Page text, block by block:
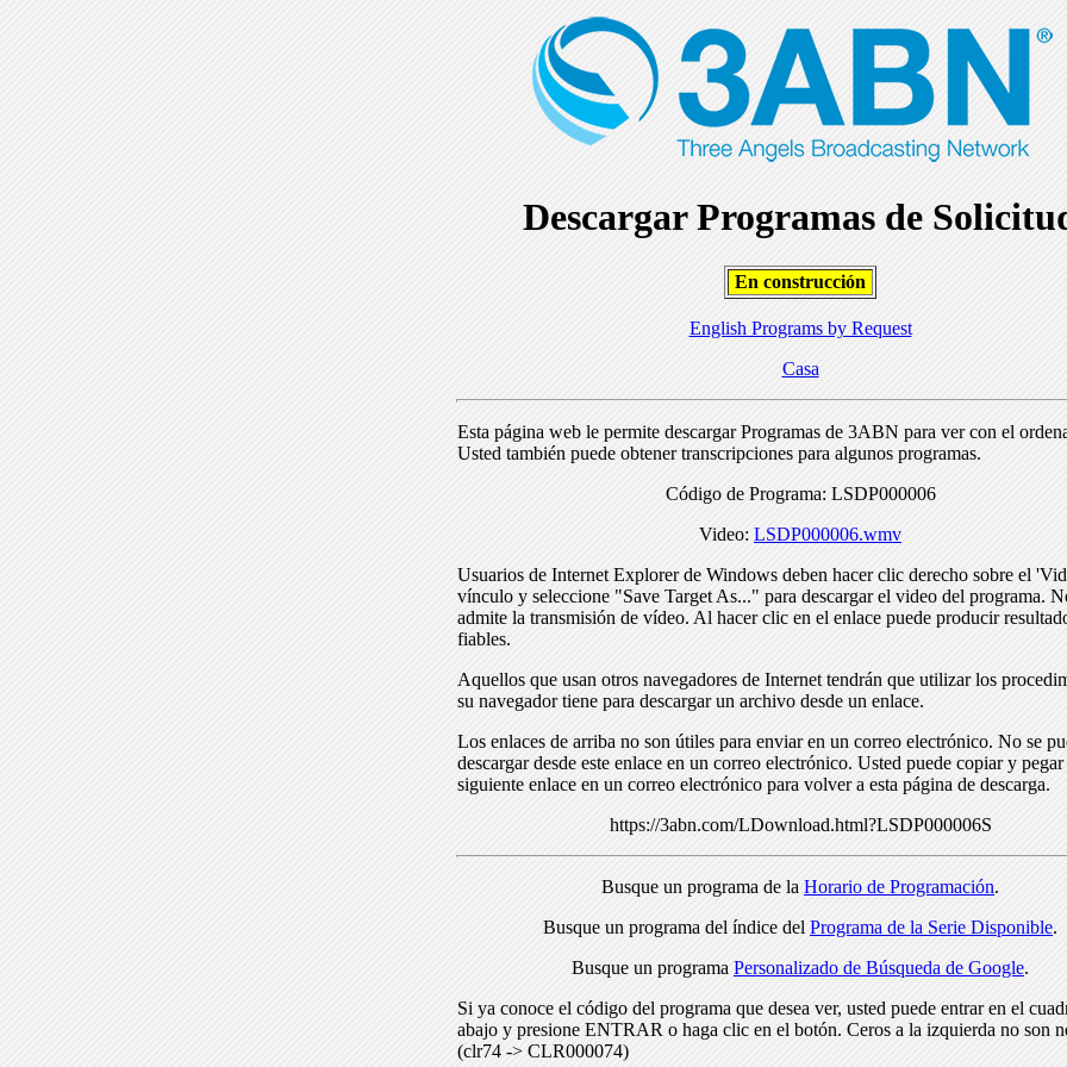
Descargar Programas de
En construcción
English Programs by Request
Casa
Esta página web le permite descargar Programas de 3ABN para ver con el
Usted también puede obtener transcripciones para algunos programas.
Código de Programa: LSDP000006
Video: LSDP000006.wmv
Usuarios de Internet Explorer de Windows deben hacer clic derecho sobre el
vínculo y seleccione "Save Target As..." para descargar el video del programa.
admite la transmisión de vídeo. Al hacer clic en el enlace puede producir
fiables.
Aquellos que usan otros navegadores de Internet tendrán que utilizar los
su navegador tiene para descargar un archivo desde un enlace.
Los enlaces de arriba no son útiles para enviar en un correo electrónico. No se
descargar desde este enlace en un correo electrónico. Usted puede copiar y pegar
siguiente enlace en un correo electrónico para volver a esta página de descarga.
https://3abn.com/LDownload.html?LSDP000006S
Busque un programa de la Horario de Programación.
Busque un programa del índice del Programa de la Serie Disponible.
Busque un programa Personalizado de Búsqueda de Google.
Si ya conoce el código del programa que desea ver, usted puede entrar en el
abajo y presione ENTRAR o haga clic en el botón. Ceros a la izquierda no son
(clr74 -> CLR000074)